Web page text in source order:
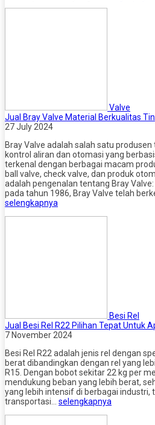
Valve
Jual Bray Valve Material Berkualitas
27 July 2024
Bray Valve adalah salah satu
kontrol aliran dan otomasi yang
terkenal dengan berbagai macam
ball valve, check valve, dan produk
adalah pengenalan tentang Bray
pada tahun 1986, Bray Valve telah
selengkapnya
Besi Rel
Jual Besi Rel R22 Pilihan Tepat Untuk
7 November 2024
Besi Rel R22 adalah jenis rel dengan
berat dibandingkan dengan rel yang
R15. Dengan bobot sekitar 22 kg per
mendukung beban yang lebih berat,
yang lebih intensif di berbagai industri,
transportasi… selengkapnya